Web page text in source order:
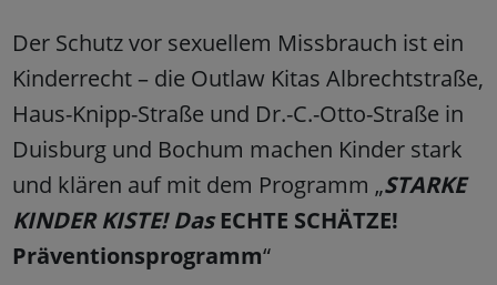
Der Schutz vor sexuellem Missbrauch ist ein
Kinderrecht – die Outlaw Kitas Albrechtstraße,
Haus-Knipp-Straße und Dr.-C.-Otto-Straße in
Duisburg und Bochum machen Kinder stark
und klären auf mit dem Programm „STARKE
KINDER KISTE! DasECHTE SCHÄTZE!
Präventionsprogramm“